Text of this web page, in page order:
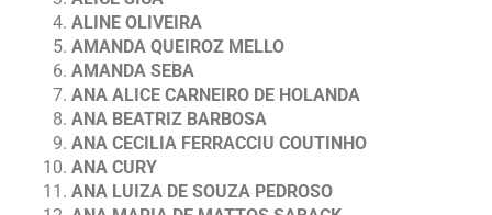
ALINE OLIVEIRA
AMANDA QUEIROZ MELLO
AMANDA SEBA
ANA ALICE CARNEIRO DE HOLANDA
ANA BEATRIZ BARBOSA
ANA CECILIA FERRACCIU COUTINHO
ANA CURY
ANA LUIZA DE SOUZA PEDROSO